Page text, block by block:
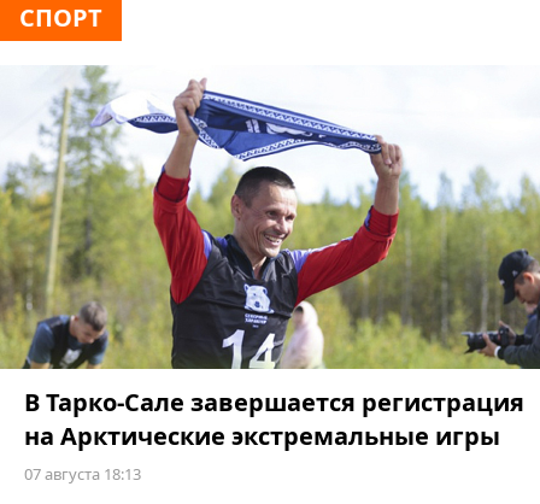
СПОРТ
В Тарко-Сале завершается регистрация
на Арктические экстремальные игры
07 августа 18:13